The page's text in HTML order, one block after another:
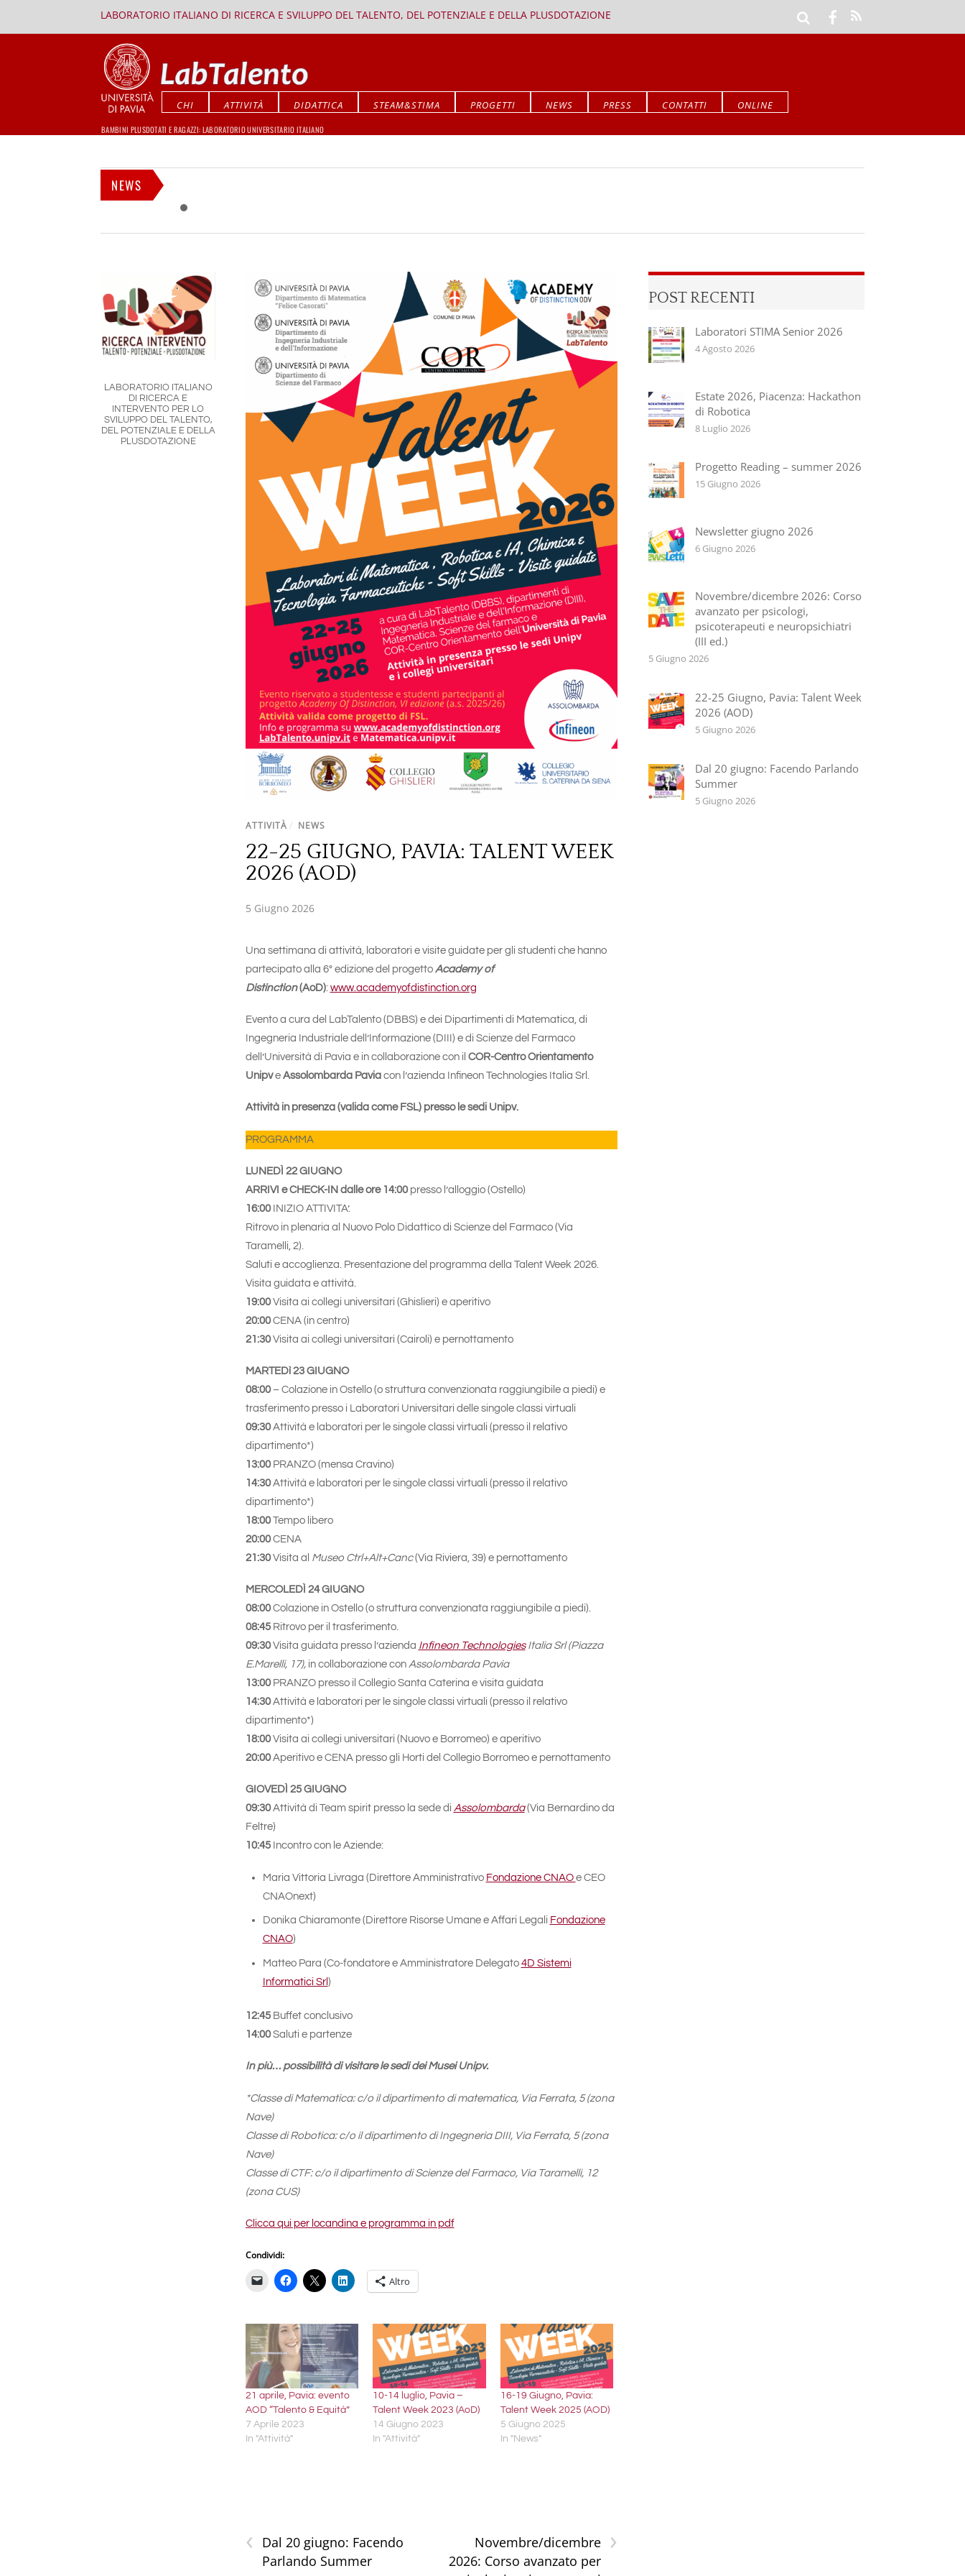
LABORATORIO ITALIANO DI RICERCA E SVILUPPO DEL TALENTO, DEL POTENZIALE E DELLA PLUSDOTAZIONE
BAMBINI PLUSDOTATI E RAGAZZI: LABORATORIO UNIVERSITARIO ITALIANO
CHI ATTIVITÀ DIDATTICA STEAM&STIMA PROGETTI NEWS PRESS CONTATTI ONLINE
NEWS
ATTIVITÀ / NEWS
22-25 GIUGNO, PAVIA: TALENT WEEK
2026 (AOD)
5 Giugno 2026
Una settimana di attività, laboratori e visite guidate per gli studenti che hanno
partecipato alla 6° edizione del progetto Academy of
Distinction(AoD): www.academyofdistinction.org
Evento a cura del LabTalento (DBBS) e dei Dipartimenti di Matematica, di
Ingegneria Industriale dell’Informazione (DIII) e di Scienze del Farmaco
dell’Università di Pavia e in collaborazione con il COR-Centro Orientamento
Unipve Assolombarda Paviacon l’azienda Infineon Technologies Italia Srl.
Attività in presenza (valida come FSL) presso le sedi Unipv.
PROGRAMMA
LUNEDÌ 22 GIUGNO
ARRIVI e CHECK-IN dalle ore 14:00presso l’alloggio (Ostello)
16:00INIZIO ATTIVITA’.
Ritrovo in plenaria al Nuovo Polo Didattico di Scienze del Farmaco (Via
Taramelli, 2).
Saluti e accoglienza. Presentazione del programma della Talent Week 2026.
Visita guidata e attività.
19:00Visita ai collegi universitari (Ghislieri) e aperitivo
20:00CENA (in centro)
21:30Visita ai collegi universitari (Cairoli) e pernottamento
MARTEDì 23 GIUGNO
08:00– Colazione in Ostello (o struttura convenzionata raggiungibile a piedi) e
trasferimento presso i Laboratori Universitari delle singole classi virtuali
09:30Attività e laboratori per le singole classi virtuali (presso il relativo
dipartimento*)
13:00PRANZO (mensa Cravino)
14:30Attività e laboratori per le singole classi virtuali (presso il relativo
dipartimento*)
18:00Tempo libero
20:00CENA
21:30Visita al Museo Ctrl+Alt+Canc(Via Riviera, 39) e pernottamento
MERCOLEDÌ 24 GIUGNO
08:00Colazione in Ostello (o struttura convenzionata raggiungibile a piedi).
08:45Ritrovo per il trasferimento.
09:30Visita guidata presso l’azienda Infineon TechnologiesItalia Srl (Piazza
E.Marelli, 17), in collaborazione con Assolombarda Pavia
13:00 PRANZO presso il Collegio Santa Caterina e visita guidata
14:30Attività e laboratori per le singole classi virtuali (presso il relativo
dipartimento*)
18:00Visita ai collegi universitari (Nuovo e Borromeo) e aperitivo
20:00Aperitivo e CENA presso gli Horti del Collegio Borromeo e pernottamento
GIOVEDÌ 25 GIUGNO
09:30Attività di Team spirit presso la sede di Assolombarda(Via Bernardino da
Feltre)
10:45 Incontro con le Aziende:
Maria Vittoria Livraga (Direttore Amministrativo Fondazione CNAO e CEO
CNAOnext)
Donika Chiaramonte (Direttore Risorse Umane e Affari Legali Fondazione
CNAO)
Matteo Para (Co-fondatore e Amministratore Delegato 4D Sistemi
Informatici Srl )
12:45Buffet conclusivo
14:00Saluti e partenze
In più… possibilità di visitare le sedi dei Musei Unipv.
*Classe di Matematica: c/o il dipartimento di matematica, Via Ferrata, 5 (zona
Nave)
Classe di Robotica: c/o il dipartimento di Ingegneria DIII, Via Ferrata, 5 (zona
Nave)
Classe di CTF: c/o il dipartimento di Scienze del Farmaco, Via Taramelli, 12
(zona CUS)
Clicca qui per locandina e programma in pdf
Condividi:
Altro
21 aprile, Pavia: evento
AOD “Talento & Equità”
7 Aprile 2023
In "Attività"
10-14 luglio, Pavia –
Talent Week 2023 (AoD)
14 Giugno 2023
In "Attività"
16-19 Giugno, Pavia:
Talent Week 2025 (AOD)
5 Giugno 2025
In "News"
‹
Dal 20 giugno: Facendo
Parlando Summer
›
Novembre/dicembre
2026: Corso avanzato per
LABORATORIO ITALIANO
DI RICERCA E
INTERVENTO PER LO
SVILUPPO DEL TALENTO,
DEL POTENZIALE E DELLA
PLUSDOTAZIONE
POST RECENTI
Laboratori STIMA Senior 2026
4 Agosto 2026
Estate 2026, Piacenza: Hackathon
di Robotica
8 Luglio 2026
Progetto Reading – summer 2026
15 Giugno 2026
Newsletter giugno 2026
6 Giugno 2026
Novembre/dicembre 2026: Corso
avanzato per psicologi,
psicoterapeuti e neuropsichiatri
(III ed.)
5 Giugno 2026
22-25 Giugno, Pavia: Talent Week
2026 (AOD)
5 Giugno 2026
Dal 20 giugno: Facendo Parlando
Summer
5 Giugno 2026